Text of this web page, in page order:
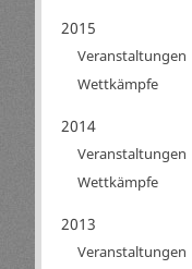
2015
Veranstaltungen
Wettkämpfe
2014
Veranstaltungen
Wettkämpfe
2013
Veranstaltungen